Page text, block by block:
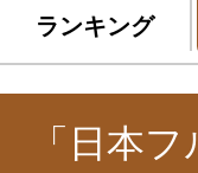
ランキング
「日本